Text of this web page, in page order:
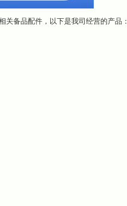
备品配件，以下是我司经营的产品：